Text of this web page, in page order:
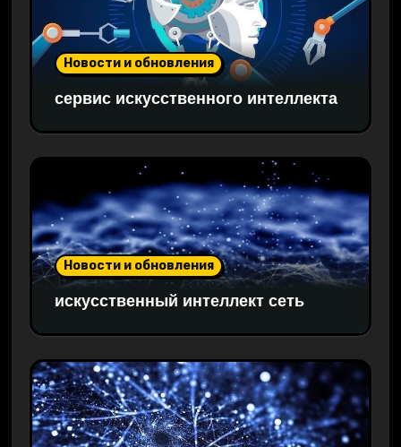
Новости и обновления
сервис искусственного интеллекта
Новости и обновления
искусственный интеллект сеть